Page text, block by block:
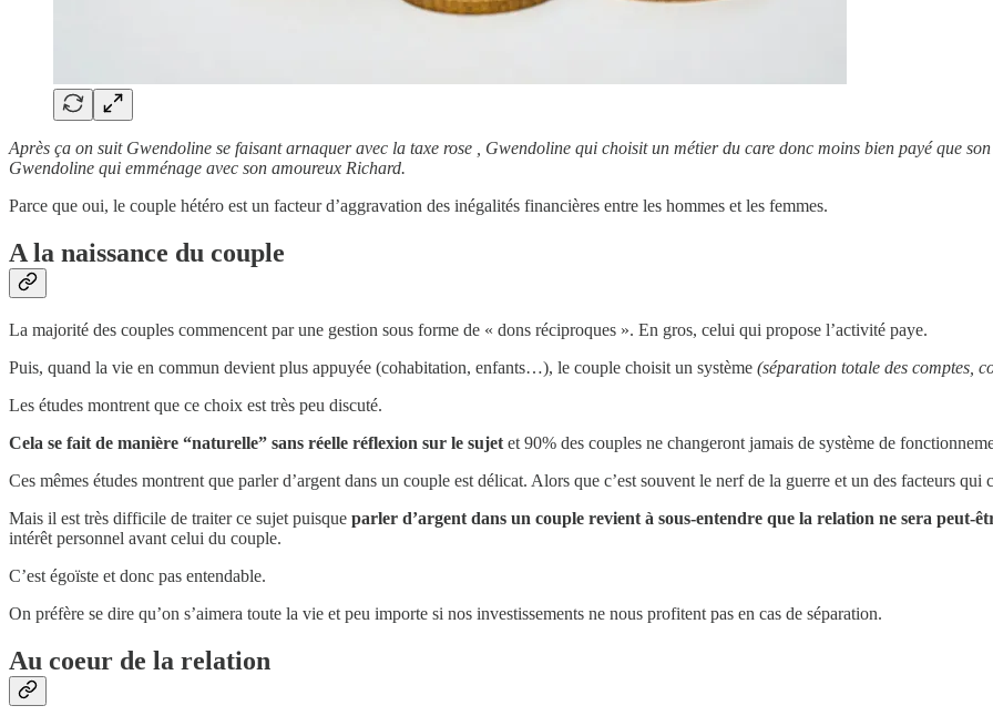
Après ça on suit Gwendoline se faisant arnaquer avec la taxe rose , Gwendoline qui choisit un métier du care donc moins bien payé que
Gwendoline qui emménage avec son amoureux Richard.
Parce que oui, le couple hétéro est un facteur d’aggravation des inégalités financières entre les hommes et les femmes.
A la naissance du couple
La majorité des couples commencent par une gestion sous forme de « dons réciproques ». En gros, celui qui propose l’activité paye.
Puis, quand la vie en commun devient plus appuyée (cohabitation, enfants…), le couple choisit un système (séparation totale des comptes,
Les études montrent que ce choix est très peu discuté.
Cela se fait de manière “naturelle” sans réelle réflexion sur le sujet et 90% des couples ne changeront jamais de système de
Ces mêmes études montrent que parler d’argent dans un couple est délicat. Alors que c’est souvent le nerf de la guerre et un des facteurs qui
Mais il est très difficile de traiter ce sujet puisque parler d’argent dans un couple revient à sous-entendre que la relation ne sera peut-
intérêt personnel avant celui du couple.
C’est égoïste et donc pas entendable.
On préfère se dire qu’on s’aimera toute la vie et peu importe si nos investissements ne nous profitent pas en cas de séparation.
Au coeur de la relation